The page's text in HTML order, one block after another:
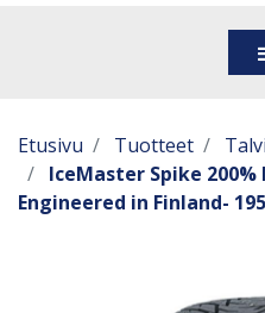
Etusivu Tuotteet
IceMaster Spike
Engineered in Finland-